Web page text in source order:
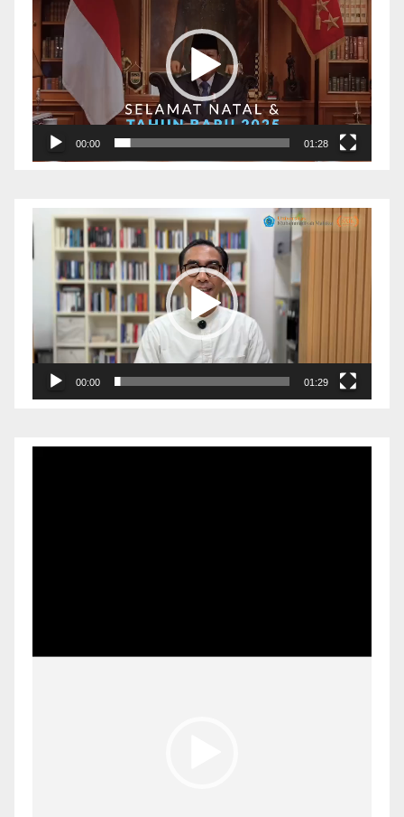
Video
00:00 01:28
Pemutar
Video
00:00 01:29